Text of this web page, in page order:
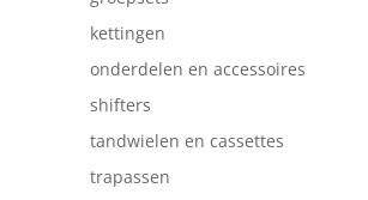
kettingen
onderdelen en accessoires
shifters
tandwielen en cassettes
trapassen